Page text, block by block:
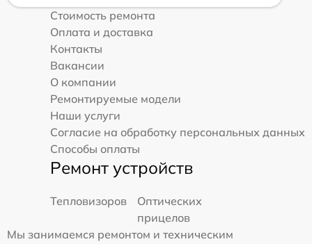
Стоимость ремонта
Оплата и доставка
Контакты
Вакансии
О компании
Ремонтируемые модели
Наши услуги
Согласие на обработку персональных данных
Способы оплаты
Ремонт устройств
Тепловизоров
Оптических
прицелов
Мы занимаемся ремонтом и техническим